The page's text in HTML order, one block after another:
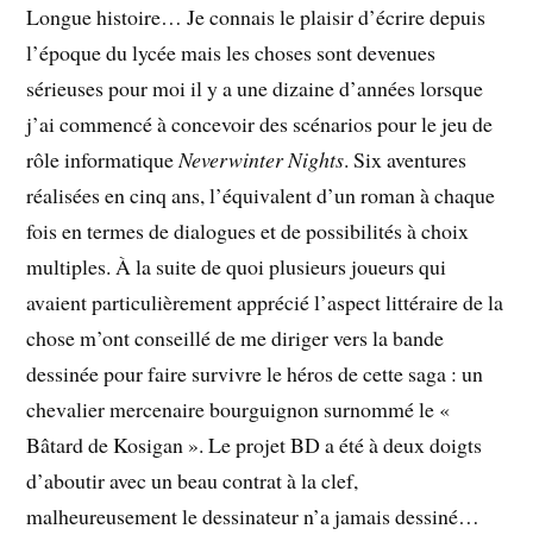
Longue histoire… Je connais le plaisir d’écrire depuis
l’époque du lycée mais les choses sont devenues
sérieuses pour moi il y a une dizaine d’années lorsque
j’ai commencé à concevoir des scénarios pour le jeu de
rôle informatique Neverwinter Nights. Six aventures
réalisées en cinq ans, l’équivalent d’un roman à chaque
fois en termes de dialogues et de possibilités à choix
multiples. À la suite de quoi plusieurs joueurs qui
avaient particulièrement apprécié l’aspect littéraire de la
chose m’ont conseillé de me diriger vers la bande
dessinée pour faire survivre le héros de cette saga : un
chevalier mercenaire bourguignon surnommé le «
Bâtard de Kosigan ». Le projet BD a été à deux doigts
d’aboutir avec un beau contrat à la clef,
malheureusement le dessinateur n’a jamais dessiné…